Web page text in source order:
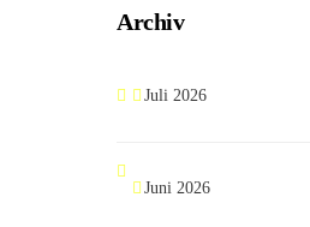
Archiv
Juli 2026
Juni 2026